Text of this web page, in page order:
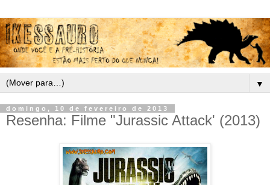
▼
domingo, 10 de fevereiro de 2013
Resenha: Filme "Jurassic Attack' (2013)